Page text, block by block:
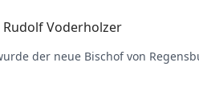
Voderholzer
der neue Bischof von